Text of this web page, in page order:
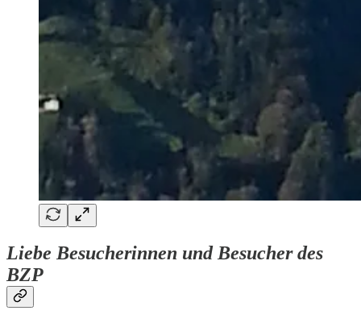
Liebe Besucherinnen und Besucher des
BZP